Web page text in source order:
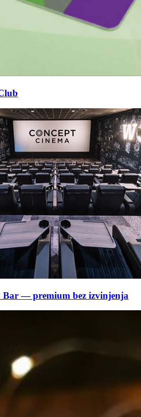
Bar — premium bez izvinjenja